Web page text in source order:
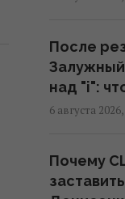
15:37 пятница,
14:14 пятница,
После
Залужный
над "i":
6 августа
Почему